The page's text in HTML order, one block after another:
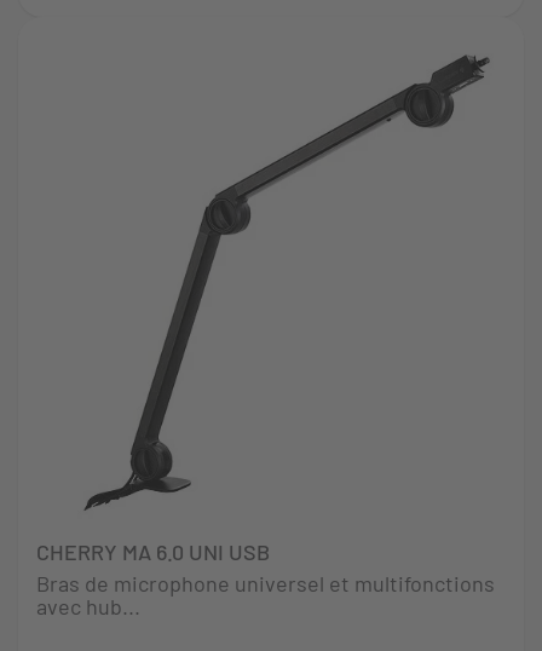
CHERRY MA 6.0 UNI USB
Bras de microphone universel et multifonctions
avec hub...